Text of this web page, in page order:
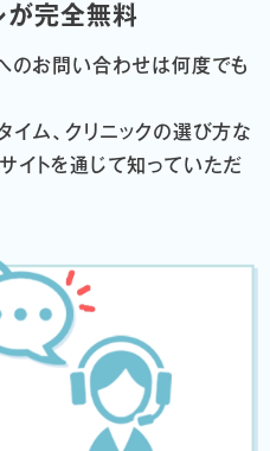
が完全無料
のお問い合わせは何度でも
イム、クリニックの選び方な
イトを通じて知っていただ